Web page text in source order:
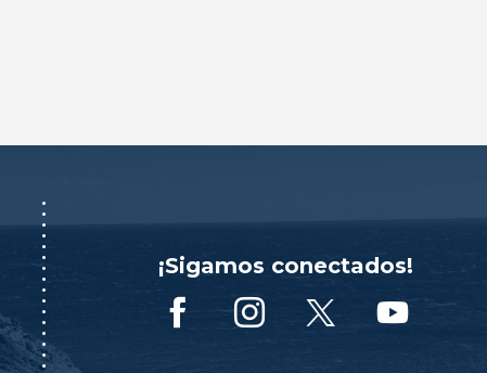
¡Sigamos conectados!